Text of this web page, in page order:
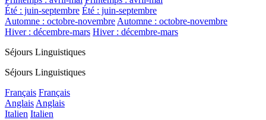
Été : juin-septembre Été : juin-septembre
Automne : octobre-novembreAutomne : octobre-novembre
Hiver : décembre-mars Hiver : décembre-mars
Séjours Linguistiques
Séjours Linguistiques
Français Français
AnglaisAnglais
Italien Italien